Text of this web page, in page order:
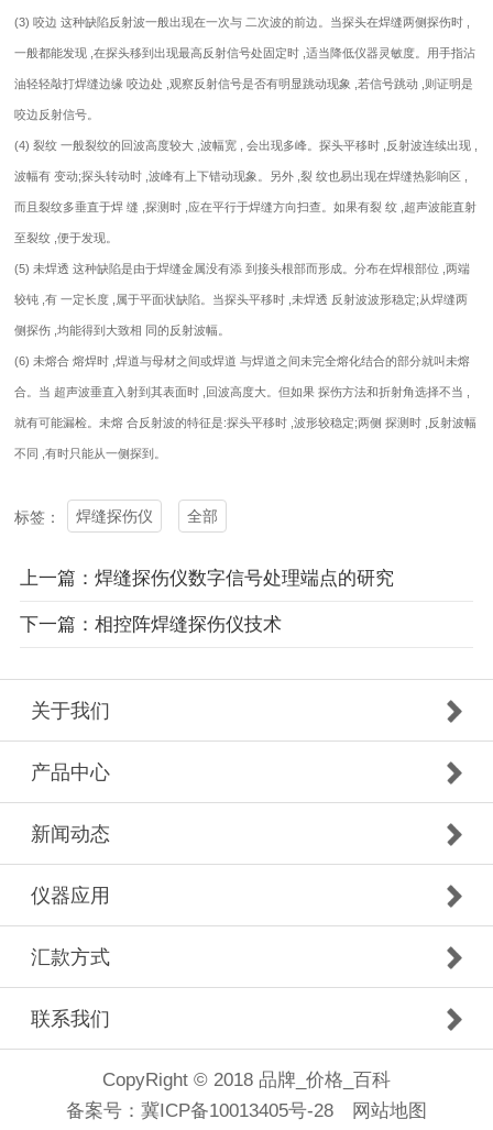
(3) 咬边 这种缺陷反射波一般出现在一次与 二次波的前边。当探头在焊缝两侧探伤时 ,
一般都能发现 ,在探头移到出现最高反射信号处固定时 ,适当降低仪器灵敏度。用手指沾
油轻轻敲打焊缝边缘 咬边处 ,观察反射信号是否有明显跳动现象 ,若信号跳动 ,则证明是
咬边反射信号。
(4) 裂纹 一般裂纹的回波高度较大 ,波幅宽 , 会出现多峰。探头平移时 ,反射波连续出现 ,
波幅有 变动;探头转动时 ,波峰有上下错动现象。另外 ,裂 纹也易出现在焊缝热影响区 ,
而且裂纹多垂直于焊 缝 ,探测时 ,应在平行于焊缝方向扫查。如果有裂 纹 ,超声波能直射
至裂纹 ,便于发现。
(5) 未焊透 这种缺陷是由于焊缝金属没有添 到接头根部而形成。分布在焊根部位 ,两端
较钝 ,有 一定长度 ,属于平面状缺陷。当探头平移时 ,未焊透 反射波波形稳定;从焊缝两
侧探伤 ,均能得到大致相 同的反射波幅。
(6) 未熔合 熔焊时 ,焊道与母材之间或焊道 与焊道之间未完全熔化结合的部分就叫未熔
合。当 超声波垂直入射到其表面时 ,回波高度大。但如果 探伤方法和折射角选择不当 ,
就有可能漏检。未熔 合反射波的特征是:探头平移时 ,波形较稳定;两侧 探测时 ,反射波幅
不同 ,有时只能从一侧探到。
标签： 焊缝探伤仪 全部
上一篇：焊缝探伤仪数字信号处理端点的研究
下一篇：相控阵焊缝探伤仪技术
关于我们
产品中心
新闻动态
仪器应用
汇款方式
联系我们
CopyRight © 2018 品牌_价格_百科
备案号： 冀ICP备10013405号-28 网站地图